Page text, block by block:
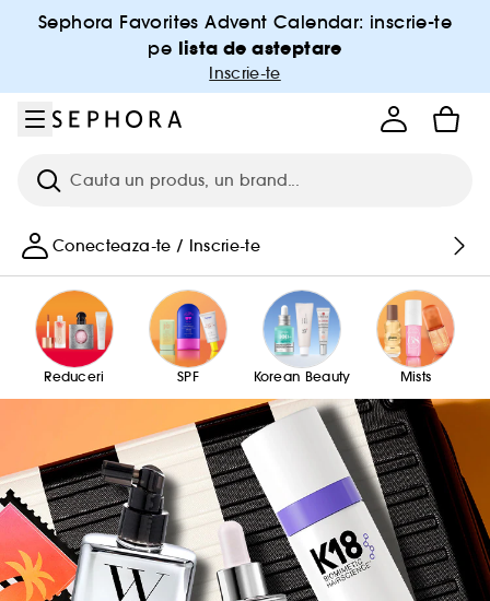
Sephora Favorites Advent Calendar: inscrie-te
pe lista de asteptare
Inscrie-te
Cauta
Conecteaza-te / Inscrie-te
Reduceri SPF Korean Beauty Mists